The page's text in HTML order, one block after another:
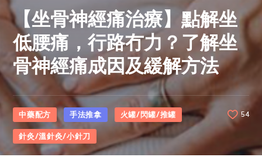
【坐骨神經痛治療】點解坐
低腰痛，行路冇力？了解坐
骨神經痛成因及緩解方法
中藥配方 手法推拿
火罐/閃罐/推罐
針灸/溫針灸/小針刀
54